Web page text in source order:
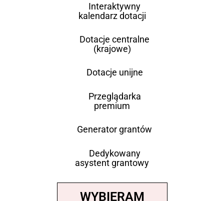
Interaktywny
kalendarz dotacji
Dotacje centralne
(krajowe)
Dotacje unijne
Przeglądarka
premium
Generator grantów
Dedykowany
asystent grantowy
WYBIERAM